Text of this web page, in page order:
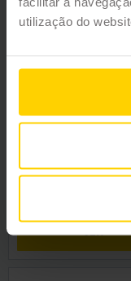
utilização doVER
VER